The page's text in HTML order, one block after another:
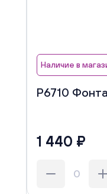
Наличие в
Р6710
1 440 ₽